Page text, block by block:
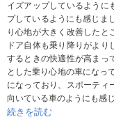
イズアップしているように
プしているようにも感じま
り心地が大きく改善したと
ドア自体も乗り降りがよ
するときの快適性が高まっ
とした乗り心地の車になっ
になっており、スポーティ
向いている車のようにも感
続きを読む